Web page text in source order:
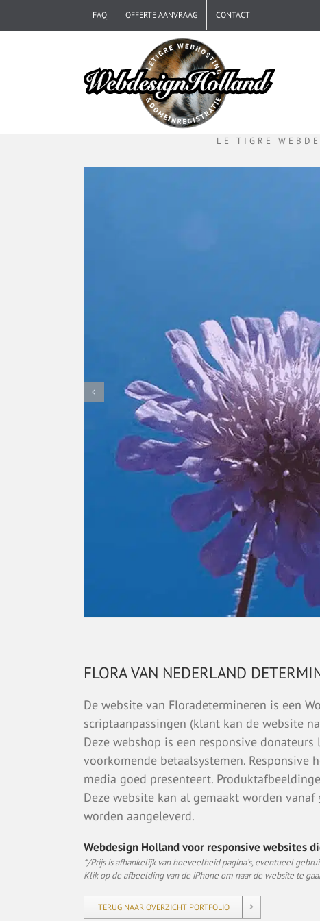
naar
FAQ OFFERTE AANVRAAG CONTACT
LE TIGRE
FLORA VAN NEDERLAND
De website van Floradetermineren is een
scriptaanpassingen (klant kan de website
Deze webshop is een responsive
voorkomende betaalsystemen. Responsive
media goed presenteert.
Deze website kan al gemaakt worden vanaf
worden aangeleverd.
Webdesign Holland voor responsive websites
*/Prijs is afhankelijk van hoeveelheid pagina’s, eventueel
Klik op de afbeelding van de iPhone om naar de website te
TERUG NAAR OVERZICHT PORTFOLIO